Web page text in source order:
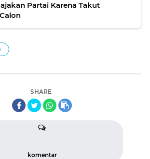
Partai Karena Takut
SHARE
komentar